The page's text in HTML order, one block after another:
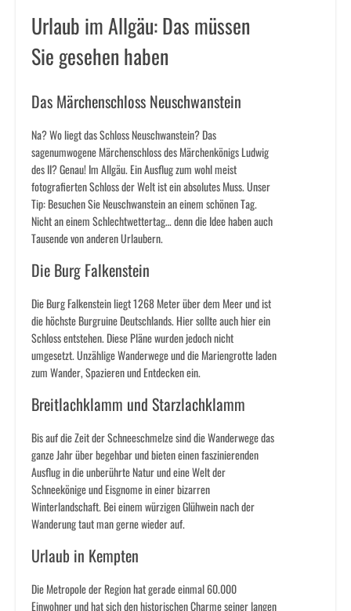
Urlaub im Allgäu: Das müssen
Sie gesehen haben
Das Märchenschloss Neuschwanstein
Na? Wo liegt das Schloss Neuschwanstein? Das
sagenumwogene Märchenschloss des Märchenkönigs Ludwig
des II? Genau! Im Allgäu. Ein Ausflug zum wohl meist
fotografierten Schloss der Welt ist ein absolutes Muss. Unser
Tip: Besuchen Sie Neuschwanstein an einem schönen Tag.
Nicht an einem Schlechtwettertag… denn die Idee haben auch
Tausende von anderen Urlaubern.
Die Burg Falkenstein
Die Burg Falkenstein liegt 1268 Meter über dem Meer und ist
die höchste Burgruine Deutschlands. Hier sollte auch hier ein
Schloss entstehen. Diese Pläne wurden jedoch nicht
umgesetzt. Unzählige Wanderwege und die Mariengrotte laden
zum Wander, Spazieren und Entdecken ein.
Breitlachklamm und Starzlachklamm
Bis auf die Zeit der Schneeschmelze sind die Wanderwege das
ganze Jahr über begehbar und bieten einen faszinierenden
Ausflug in die unberührte Natur und eine Welt der
Schneekönige und Eisgnome in einer bizarren
Winterlandschaft. Bei einem würzigen Glühwein nach der
Wanderung taut man gerne wieder auf.
Urlaub in Kempten
Die Metropole der Region hat gerade einmal 60.000
Einwohner und hat sich den historischen Charme seiner langen